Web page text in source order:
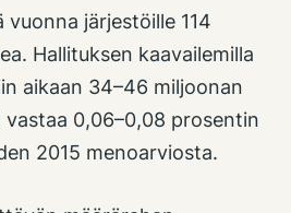
järjestöille 114
Hallituksen kaavailemilla
aikaan 34–46 miljoonan
vastaa 0,06–0,08 prosentin
2015 menoarviosta.